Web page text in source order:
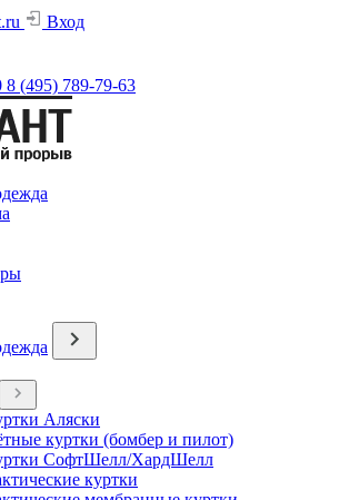
Вход
8 (495) 789-79-63
Аляски
куртки (бомбер и пилот)
СофтШелл/ХардШелл
куртки